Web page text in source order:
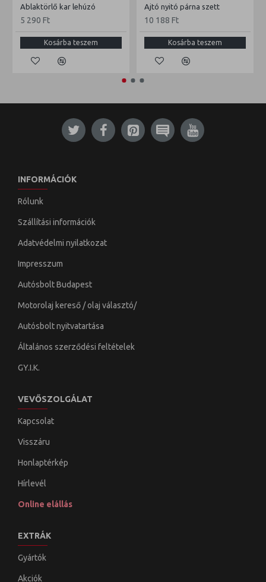
Ablaktörlő kar lehúzó
5 290 Ft
Kosárba teszem
Ajtó nyitó párna szett
10 188 Ft
Kosárba teszem
INFORMÁCIÓK
Rólunk
Szállítási információk
Adatvédelmi nyilatkozat
Impresszum
Autósbolt Budapest
Motorolaj kereső / olaj választó/
Autósbolt nyitvatartása
Általános szerződési feltételek
GY.I.K.
VEVŐSZOLGÁLAT
Kapcsolat
Visszáru
Honlaptérkép
Hírlevél
Online elállás
EXTRÁK
Gyártók
Akciók